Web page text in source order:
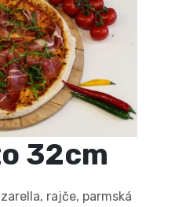
32cm
rajče, parmská